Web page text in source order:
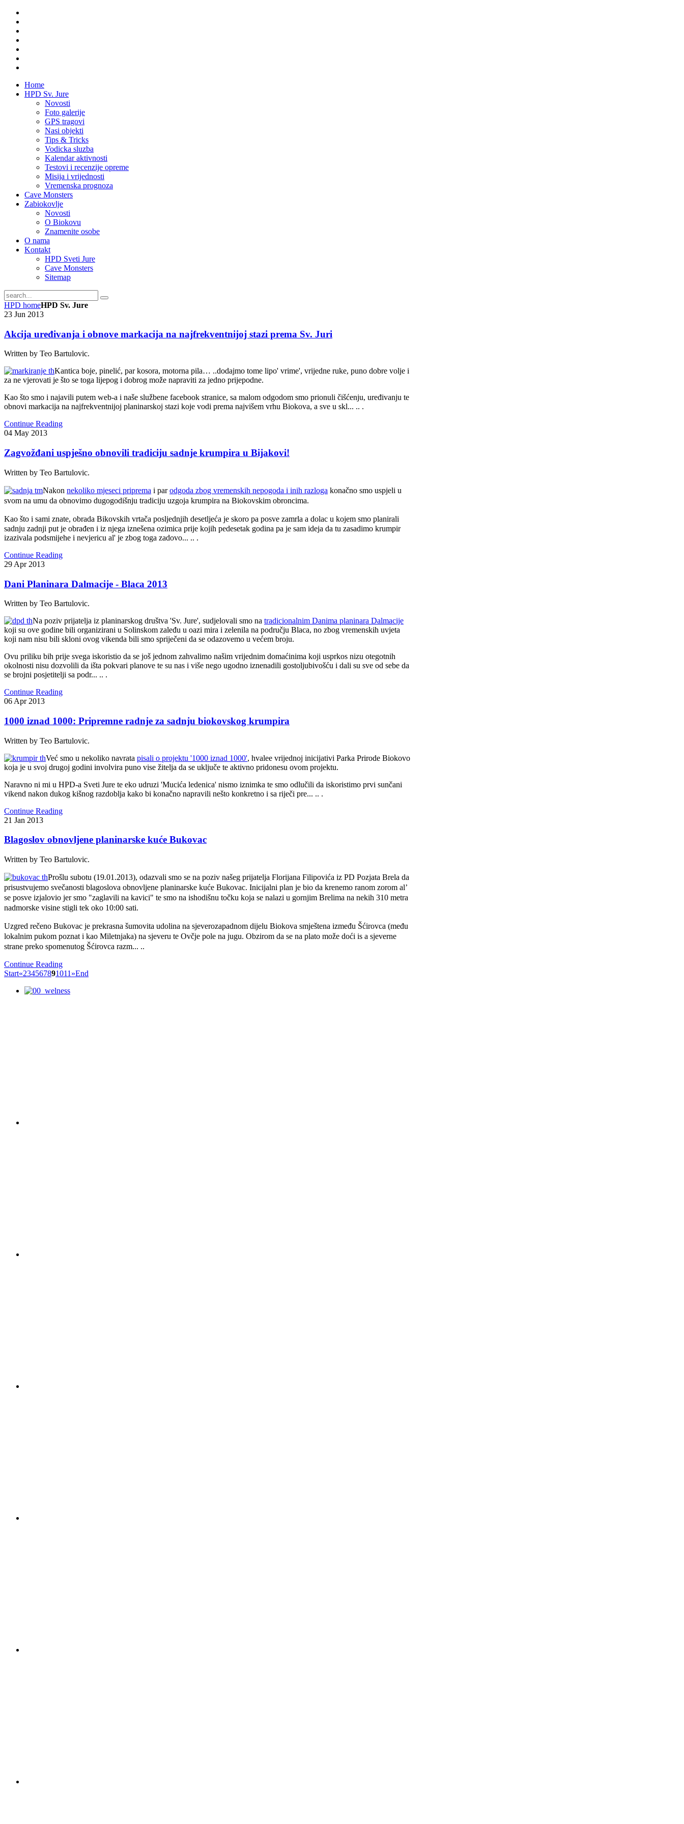
Home
HPD Sv. Jure
Novosti
Foto galerije
GPS tragovi
Nasi objekti
Tips & Tricks
Vodicka sluzba
Kalendar aktivnosti
Testovi i recenzije opreme
Misija i vrijednosti
Vremenska prognoza
Cave Monsters
Zabiokovlje
Novosti
O Biokovu
Znamenite osobe
O nama
Kontakt
HPD Sveti Jure
Cave Monsters
Sitemap
HPD homeHPD Sv. Jure
23 Jun 2013
Akcija uređivanja i obnove markacija na najfrekventnijoj stazi prema Sv. Juri
Written by Teo Bartulovic.
Kantica boje, pinelić, par kosora, motorna pila… ..dodajmo tome lipo' vrime', vrijedne ruke, puno dobre volje i
za ne vjerovati je što se toga lijepog i dobrog može napraviti za jedno prijepodne.
Kao što smo i najavili putem web-a i naše službene facebook stranice, sa malom odgodom smo prionuli čišćenju, uređivanju te
obnovi markacija na najfrekventnijoj planinarskoj stazi koje vodi prema najvišem vrhu Biokova, a sve u skl... .. .
Continue Reading
04 May 2013
Zagvožđani uspješno obnovili tradiciju sadnje krumpira u Bijakovi!
Written by Teo Bartulovic.
Nakon nekoliko mjeseci priprema i par odgoda zbog vremenskih nepogoda i inih razloga konačno smo uspjeli u
svom na umu da obnovimo dugogodišnju tradiciju uzgoja krumpira na Biokovskim obroncima.
Kao što i sami znate, obrada Bikovskih vrtača posljednjih desetljeća je skoro pa posve zamrla a dolac u kojem smo planirali
sadnju zadnji put je obrađen i iz njega iznešena ozimica prije kojih pedesetak godina pa je sam ideja da tu zasadimo krumpir
izazivala podsmijehe i nevjericu al' je zbog toga zadovo... .. .
Continue Reading
29 Apr 2013
Dani Planinara Dalmacije - Blaca 2013
Written by Teo Bartulovic.
Na poziv prijatelja iz planinarskog društva 'Sv. Jure', sudjelovali smo na tradicionalnim Danima planinara Dalmacije
koji su ove godine bili organizirani u Solinskom zaleđu u oazi mira i zelenila na području Blaca, no zbog vremenskih uvjeta
koji nam nisu bili skloni ovog vikenda bili smo spriječeni da se odazovemo u većem broju.
Ovu priliku bih prije svega iskoristio da se još jednom zahvalimo našim vrijednim domaćinima koji usprkos nizu otegotnih
okolnosti nisu dozvolili da išta pokvari planove te su nas i više nego ugodno iznenadili gostoljubivošću i dali su sve od sebe da
se brojni posjetitelji sa podr... .. .
Continue Reading
06 Apr 2013
1000 iznad 1000: Pripremne radnje za sadnju biokovskog krumpira
Written by Teo Bartulovic.
Već smo u nekoliko navrata pisali o projektu '1000 iznad 1000', hvalee vrijednoj inicijativi Parka Prirode Biokovo
koja je u svoj drugoj godini involvira puno vise žitelja da se uključe te aktivno pridonesu ovom projektu.
Naravno ni mi u HPD-a Sveti Jure te eko udruzi 'Mucića ledenica' nismo iznimka te smo odlučili da iskoristimo prvi sunčani
vikend nakon dukog kišnog razdoblja kako bi konačno napravili nešto konkretno i sa riječi pre... .. .
Continue Reading
21 Jan 2013
Blagoslov obnovljene planinarske kuće Bukovac
Written by Teo Bartulovic.
Prošlu subotu (19.01.2013), odazvali smo se na poziv našeg prijatelja Florijana Filipovića iz PD Pozjata Brela da
prisustvujemo svečanosti blagoslova obnovljene planinarske kuće Bukovac. Inicijalni plan je bio da krenemo ranom zorom al’
se posve izjalovio jer smo "zaglavili na kavici" te smo na ishodišnu točku koja se nalazi u gornjim Brelima na nekih 310 metra
nadmorske visine stigli tek oko 10:00 sati.
Uzgred rečeno Bukovac je prekrasna šumovita udolina na sjeverozapadnom dijelu Biokova smještena između Šćirovca (među
lokalnim pukom poznat i kao Miletnjaka) na sjeveru te Ovčje pole na jugu. Obzirom da se na plato može doći is a sjeverne
strane preko spomenutog Šćirovca razm... ..
Continue Reading
Start«234567891011 »End